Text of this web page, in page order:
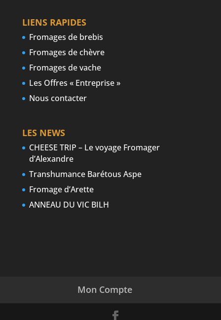
LIENS RAPIDES
Fromages de brebis
Fromages de chèvre
Fromages de vache
Les Offres « Entreprise »
Nous contacter
LES NEWS
CHEESE TRIP – Le voyage Fromager
d’Alexandre
Transhumance Barétous Aspe
Fromage d’Arette
ANNEAU DU VIC BILH
Mon Compte